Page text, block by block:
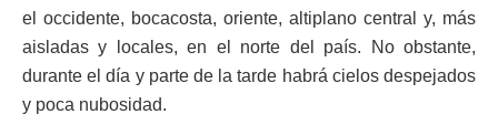
el occidente, bocacosta, oriente, altiplano central y, más
aisladas y locales, en el norte del país. No obstante,
durante el día y parte de la tarde habrá cielos despejados
y poca nubosidad.